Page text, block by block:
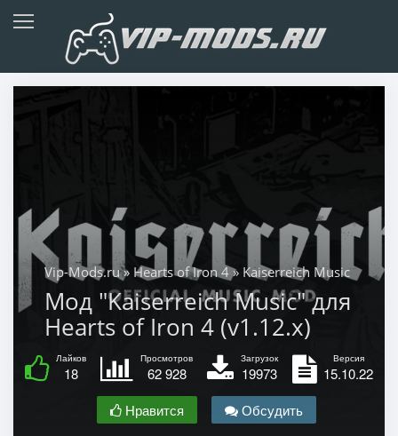
Vip-Mods.ru» Hearts of Iron 4» Kaiserreich Music
Мод "Kaiserreich Music" для
Hearts of Iron 4 (v1.12.x)
Лайков
18
Просмотров
62 928
Загрузок
19973
Версия
15.10.22
Нравится
Обсудить